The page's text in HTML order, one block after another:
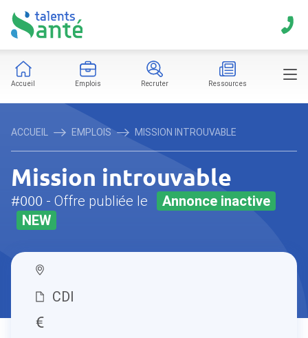
Accueil Emplois Recruter Ressources
ACCUEIL EMPLOIS MISSION INTROUVABLE
Mission introuvable
#000 - Offre publiée le
Annonce inactive
NEW
CDI